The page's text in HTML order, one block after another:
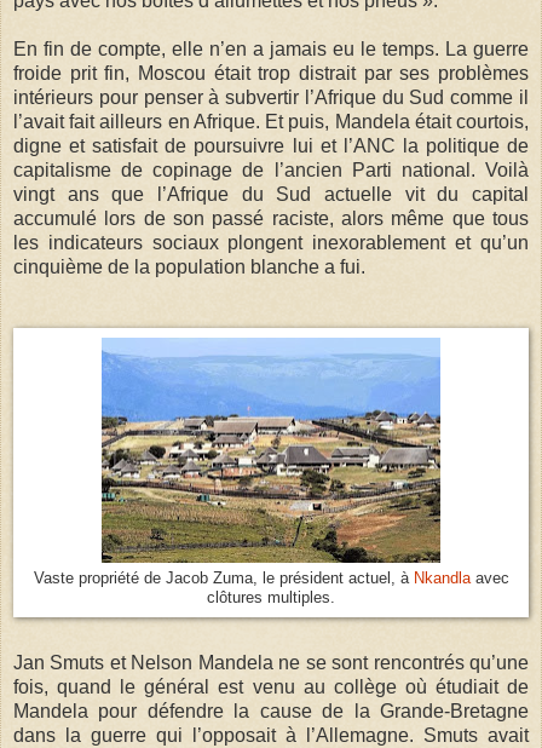
En fin de compte, elle n’en a jamais eu le temps. La guerre
froide prit fin, Moscou était trop distrait par ses problèmes
intérieurs pour penser à subvertir l’Afrique du Sud comme il
l’avait fait ailleurs en Afrique. Et puis, Mandela était courtois,
digne et satisfait de poursuivre lui et l’ANC la politique de
capitalisme de copinage de l’ancien Parti national. Voilà
vingt ans que l’Afrique du Sud actuelle vit du capital
accumulé lors de son passé raciste, alors même que tous
les indicateurs sociaux plongent inexorablement et qu’un
cinquième de la population blanche a fui.
Vaste propriété de Jacob Zuma, le président actuel, à Nkandlaavec
clôtures multiples.
Jan Smuts et Nelson Mandela ne se sont rencontrés qu’une
fois, quand le général est venu au collège où étudiait de
Mandela pour défendre la cause de la Grande-Bretagne
dans la guerre qui l’opposait à l’Allemagne. Smuts avait